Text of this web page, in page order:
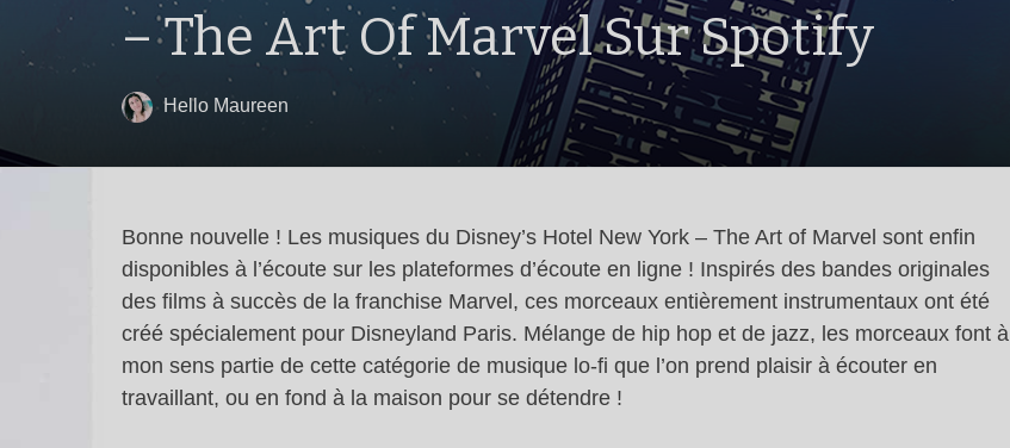
– The Art Of Marvel Sur Spotify
Hello Maureen
Bonne nouvelle ! Les musiques du Disney’s Hotel New York – The Art of Marvel sont enfin
disponibles à l’écoute sur les plateformes d’écoute en ligne ! Inspirés des bandes originales
des films à succès de la franchise Marvel, ces morceaux entièrement instrumentaux ont été
créé spécialement pour Disneyland Paris. Mélange de hip hop et de jazz, les morceaux font à
mon sens partie de cette catégorie de musique lo-fi que l’on prend plaisir à écouter en
travaillant, ou en fond à la maison pour se détendre !